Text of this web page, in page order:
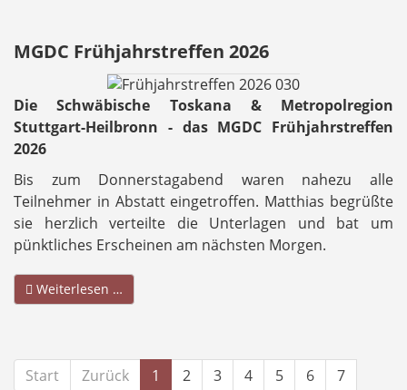
MGDC Frühjahrstreffen 2026
Die Schwäbische Toskana & Metropolregion
Stuttgart-Heilbronn - das MGDC Frühjahrstreffen
2026
Bis zum Donnerstagabend waren nahezu alle
Teilnehmer in Abstatt eingetroffen. Matthias begrüßte
sie herzlich verteilte die Unterlagen und bat um
pünktliches Erscheinen am nächsten Morgen.
Weiterlesen …
Start Zurück 1 2 3 4 5 6 7